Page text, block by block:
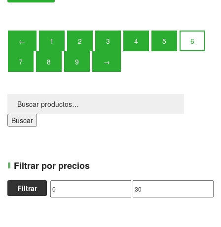
← 1 2 3 4 5 6
7 8 9 →
Buscar
Filtrar por precios
Filtrar